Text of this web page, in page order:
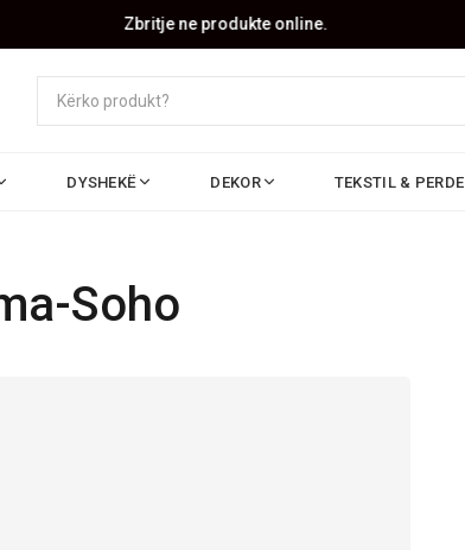
Zbritje ne produkte online.
DYSHEKË DEKOR TEKSTIL & PERDE
Soho